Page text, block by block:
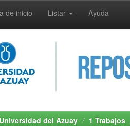
de inicio Listar Ayuda
del Azuay 1 Trabajos